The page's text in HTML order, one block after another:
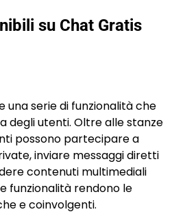
su Chat Gratis
serie di funzionalità che
degli utenti. Oltre alle stanze
possono partecipare a
inviare messaggi diretti
contenuti multimediali
funzionalità rendono le
e coinvolgenti.